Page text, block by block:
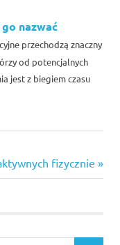
nazwać
przechodzą znaczny
od potencjalnych
jest z biegiem czasu
fizycznie